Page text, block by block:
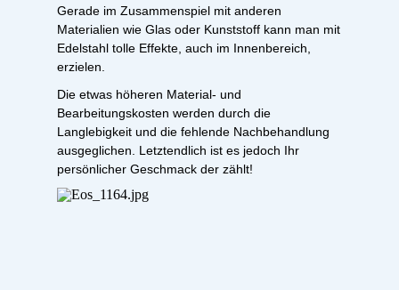
Gerade im Zusammenspiel mit anderen
Materialien wie Glas oder Kunststoff kann man mit
Edelstahl tolle Effekte, auch im Innenbereich,
erzielen.
Die etwas höheren Material- und
Bearbeitungskosten werden durch die
Langlebigkeit und die fehlende Nachbehandlung
ausgeglichen. Letztendlich ist es jedoch Ihr
persönlicher Geschmack der zählt!